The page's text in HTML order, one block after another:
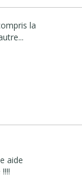
la
aide